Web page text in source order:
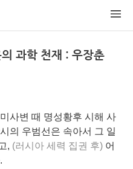
과학 천재 : 우장춘
사변 때 명성황후 시해 사
의 우범선은 속아서 그 일
, (러시아 세력 집권 후) 어